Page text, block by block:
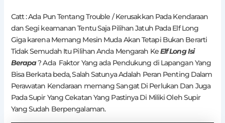
Catt : Ada Pun Tentang Trouble / Kerusakkan Pada Kendaraan
dan Segi keamanan Tentu Saja Pilihan Jatuh Pada Elf Long
Giga karena Memang Mesin Muda Akan Tetapi Bukan Berarti
Tidak Semudah Itu Pilihan Anda Mengarah KeElf Long Isi
Berapa? Ada Faktor Yang ada Pendukung di Lapangan Yang
Bisa Berkata beda, Salah Satunya Adalah Peran Penting Dalam
Perawatan Kendaraan memang Sangat Di Perlukan Dan Juga
Pada Supir Yang Cekatan Yang Pastinya Di Miliki Oleh Supir
Yang Sudah Berpengalaman.